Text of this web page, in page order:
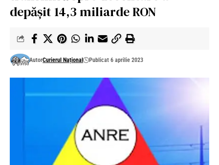
depășit 14,3 miliarde RON
AutorCurierul Național Publicat 6 aprilie 2023